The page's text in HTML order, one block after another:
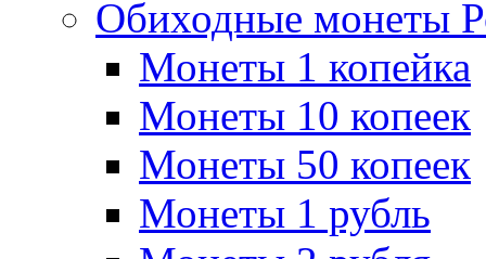
Обиходные монеты
Монеты 1 копейка
Монеты 10 копеек
Монеты 50 копеек
Монеты 1 рубль